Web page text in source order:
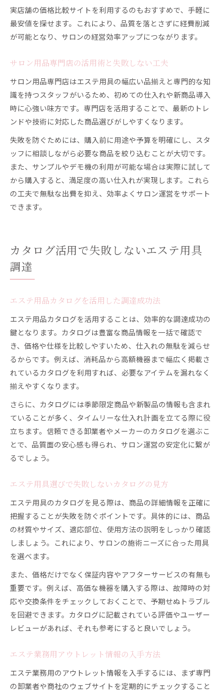
実店舗の価格比較サイトを利用するのもおすすめで、手軽に
最安値を探せます。これにより、品質を落とさずに経費削減
が可能となり、サロンの経営効率アップにつながります。
サロン用品専門店の活用術と失敗しない工夫
サロン用品専門店はエステ用具の幅広い品揃えと専門的な知
識を持つスタッフがいるため、初めての仕入れや新商品導入
時に心強い味方です。専門店を活用することで、最新のトレ
ンドや技術に対応した商品選びがしやすくなります。
失敗を防ぐためには、購入前に用途や予算を明確にし、スタ
ッフに相談しながら必要な商品を絞り込むことが大切です。
また、サンプルやデモ機の利用が可能な場合は実際に試して
から購入すると、満足度の高い仕入れが実現します。これら
の工夫で無駄な出費を抑え、効率よくサロン運営をサポート
できます。
カタログ活用で失敗しないエステ用具
調達
エステ用品カタログを活用した調達成功法
エステ用品カタログを活用することは、効率的な調達成功の
鍵となります。カタログは豊富な商品情報を一括で確認で
き、価格や仕様を比較しやすいため、仕入れの無駄を減らせ
るからです。例えば、消耗品から高額機器まで幅広く掲載さ
れているカタログを利用すれば、必要なアイテムを漏れなく
揃えやすくなります。
さらに、カタログには季節限定商品や新製品の情報も含まれ
ていることが多く、タイムリーな仕入れ計画を立てる際に役
立ちます。信頼できる卸業者やメーカーのカタログを選ぶこ
とで、品質面の安心感も得られ、サロン運営の安定化に繋が
るでしょう。
エステ用具選びで失敗しないカタログの見方
エステ用具のカタログを見る際は、商品の詳細情報を正確に
把握することが失敗を防ぐポイントです。具体的には、商品
の材質やサイズ、適応部位、使用方法の説明をしっかり確認
しましょう。これにより、サロンの施術ニーズに合った用具
を選べます。
また、価格だけでなく保証内容やアフターサービスの有無も
重要です。例えば、高価な機器を購入する際は、故障時の対
応や交換条件をチェックしておくことで、予期せぬトラブル
を回避できます。カタログに記載されている評価やユーザー
レビューがあれば、それも参考にすると良いでしょう。
エステ業務用アウトレット情報の入手方法
エステ業務用のアウトレット情報を入手するには、まず専門
の卸業者や商社のウェブサイトを定期的にチェックすること